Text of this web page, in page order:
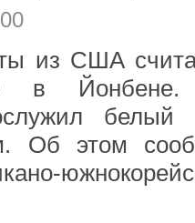
из США
в
Об этом